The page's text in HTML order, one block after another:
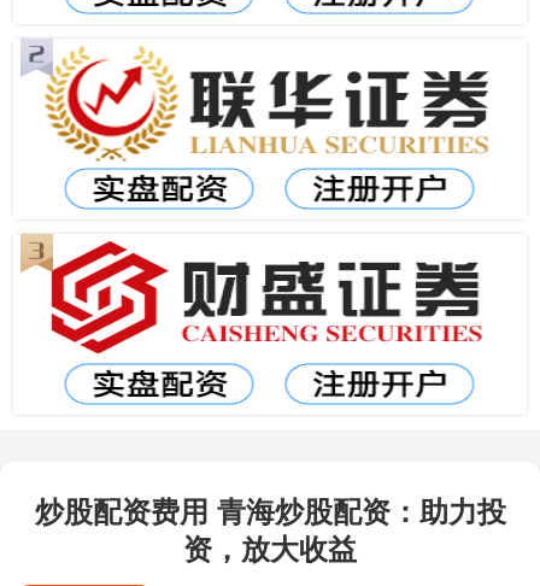
炒股配资费用 青海炒股配资：助力投
资，放大收益